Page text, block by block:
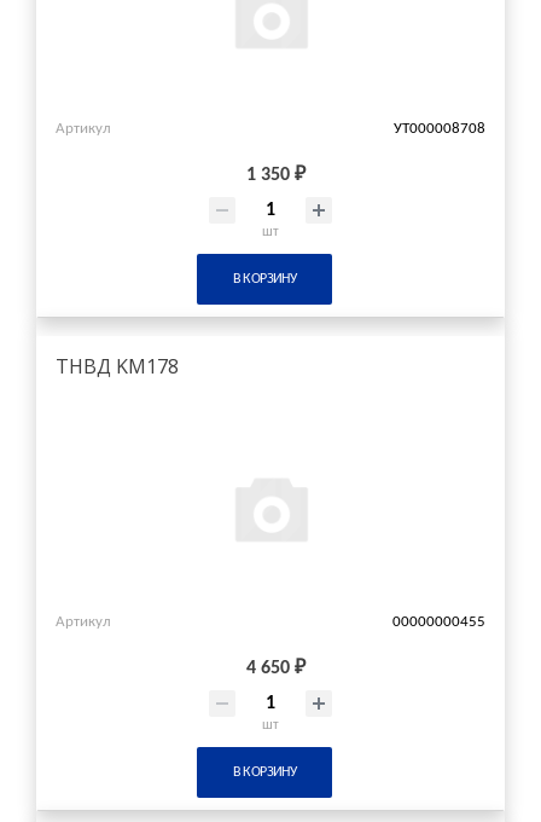
Артикул УТ000008708
1 350 ₽
шт
В КОРЗИНУ
ТНВД KM178
Артикул 00000000455
4 650 ₽
шт
В КОРЗИНУ